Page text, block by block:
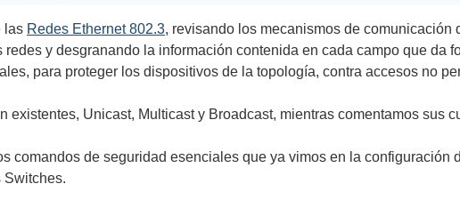
las Redes Ethernet 802.3, revisando los mecanismos de comunicación
y desgranando la información contenida en cada campo que da
para proteger los dispositivos de la topología, contra accesos no
existentes, Unicast, Multicast y Broadcast, mientras comentamos sus
comandos de seguridad esenciales que ya vimos en la configuración
Switches.